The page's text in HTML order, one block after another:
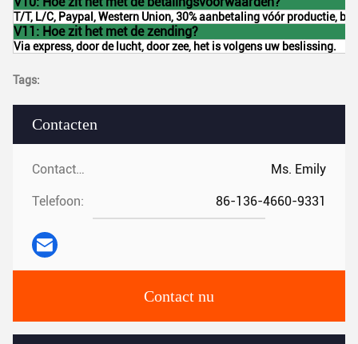
Contacten
Contacten: Ms. Emily
Telefoon: 86-136-4660-9331
Contact nu
T/T, L/C, Paypal, Western Union, 30% aanbetaling vóór productie,
V11: Hoe zit het met de zending?
Via express, door de lucht, door zee, het is volgens uw beslissing.
Tags: